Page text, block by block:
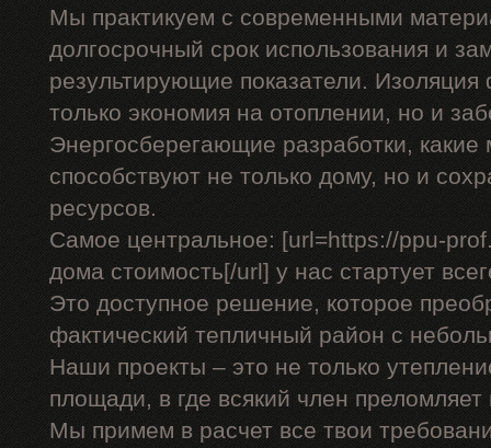
Мы практикуем с современными
долгосрочный срок использования и
результирующие показатели.
только экономия на отоплении, но и
Энергосберегающие разработки,
способствуют не только дому, но и
ресурсов.
Самое центральное: [url=https://ppu-
дома стоимость[/url] у нас стартует
Это доступное решение, которое
фактический тепличный район с
Наши проекты – это не только
площади, в где всякий член
Мы примем в расчет все твои